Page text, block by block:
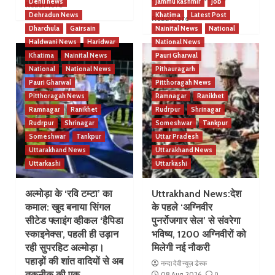
Read More
Read More
Dehradun News
Dharchula
Gairsain
Haldwani News
Haridwar
Khatima
Nainital News
National
National News
Pauri Gharwal
Pitthoragah News
Ramnagar
Ranikhet
Rudrpur
Shrinagar
Someshwar
Tankpur
Uttarakhand News
Uttarkashi
अल्मोड़ा के ‘रवि टम्टा’ का
कमाल: खुद बनाया सिंगल
सीटेड फ्लाइंग व्हीकल ‘हैपिडा
स्काइनेक्स’, पहली ही उड़ान
रही सुपरहिट अल्मोड़ा।
पहाड़ों की शांत वादियों से अब
Khatima
Latest Post
Nainital News
National
National News
Pauri Gharwal
Pithauragarh
Pitthoragah News
Ramnagar
Ranikhet
Rudrpur
Shrinagar
Someshwar
Tankpur
Uttar Pradesh
Uttarakhand News
Uttarkashi
Uttrakhand News:देश
के पहले ‘अग्निवीर
पुनर्रोजगार सेल’ से संवरेगा
भविष्य, 1200 अग्निवीरों को
मिलेगी नई नौकरी
नन्दा देवी न्यूज़ डेस्क